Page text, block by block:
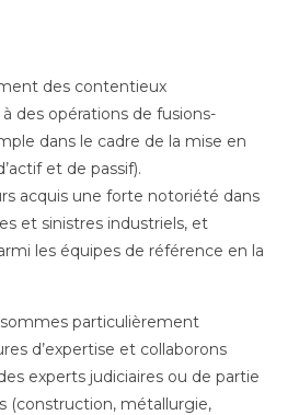
des contentieux
à des opérations de fusions-
dans le cadre de la mise en
et de passif).
acquis une forte notoriété dans
et sinistres industriels, et
les équipes de référence en la
particulièrement
d’expertise et collaborons
experts judiciaires ou de partie
(construction, métallurgie,